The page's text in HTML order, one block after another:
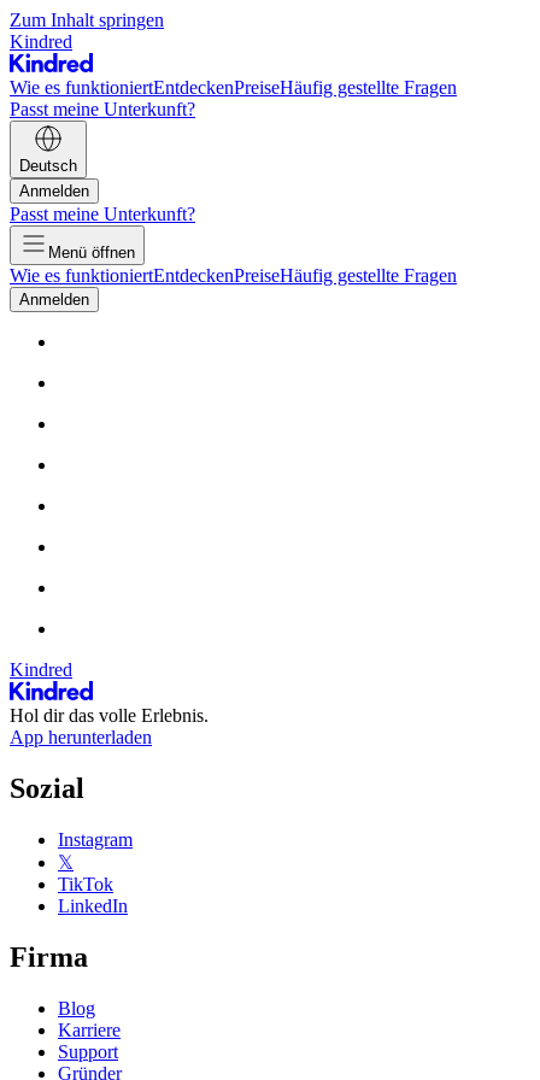
Zum Inhalt springen
Kindred
Wie es funktioniertEntdeckenPreiseHäufig gestellte Fragen
Passt meine Unterkunft?
Deutsch
Anmelden
Passt meine Unterkunft?
Menü öffnen
Wie es funktioniertEntdeckenPreiseHäufig gestellte Fragen
Anmelden
Kindred
Hol dir das volle Erlebnis.
App herunterladen
Sozial
Instagram
𝕏
TikTok
LinkedIn
Firma
Blog
Karriere
Support
Gründer